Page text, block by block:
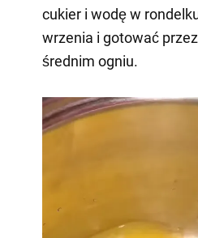
cukier i wodę w
wrzenia i gotować
średnim ogniu.